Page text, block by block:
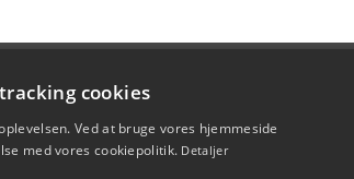
cookies
Ved at bruge vores hjemmeside
med vores cookiepolitik. Detaljer